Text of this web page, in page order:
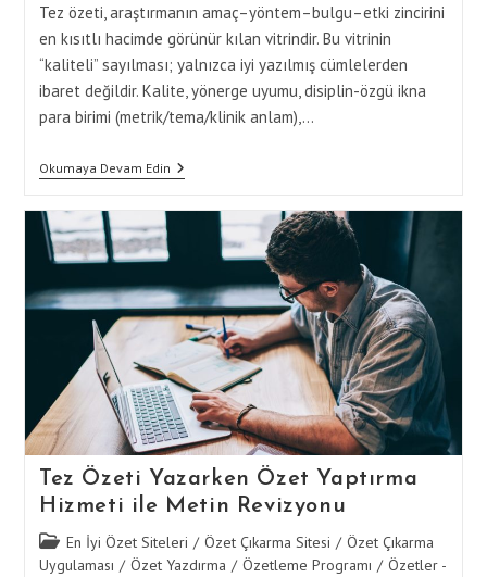
Tez özeti, araştırmanın amaç–yöntem–bulgu–etki zincirini
en kısıtlı hacimde görünür kılan vitrindir. Bu vitrinin
“kaliteli” sayılması; yalnızca iyi yazılmış cümlelerden
ibaret değildir. Kalite, yönerge uyumu, disiplin-özgü ikna
para birimi (metrik/tema/klinik anlam),…
Okumaya Devam EdinÖzet
Yaptırma
Özeti
Kalite
Yönetimi
Tez Özeti Yazarken Özet Yaptırma
Hizmeti ile Metin Revizyonu
Post
category:
En İyi Özet Siteleri / Özet Çıkarma Sitesi / Özet Çıkarma
Uygulaması / Özet Yazdırma / Özetleme Programı / Özetler -